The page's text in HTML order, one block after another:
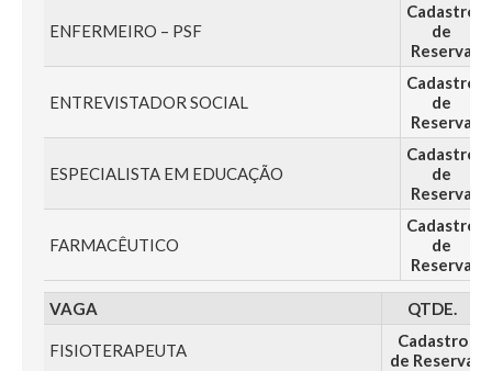
ENFERMEIRO – PSF
Cadastro
de
Reserva
ENTREVISTADOR SOCIAL
Cadastro
de
Reserva
ESPECIALISTA EM EDUCAÇÃO
Cadastro
de
Reserva
FARMACÊUTICO
Cadastro
de
Reserva
VAGA QTDE.
FISIOTERAPEUTA
Cadastro
de Reserva